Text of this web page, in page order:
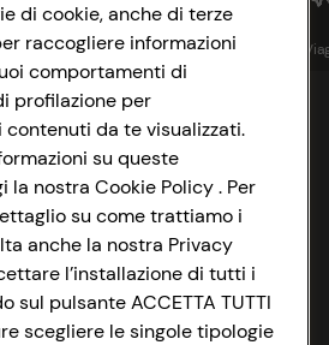
Sapori& Istituzionale
di cookie, anche di terze
raccogliere informazioni
comportamenti di
profilazione per
contenuti da te visualizzati.
su queste
la nostra Cookie Policy . Per
su come trattiamo i
anche la nostra Privacy
l’installazione di tutti i
sul pulsante ACCETTA TUTTI
scegliere le singole tipologie